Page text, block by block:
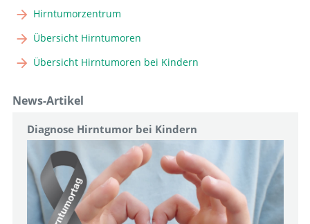
Hirntumorzentrum
Übersicht Hirntumoren
Übersicht Hirntumoren bei Kindern
News-Artikel
Diagnose Hirntumor bei Kindern